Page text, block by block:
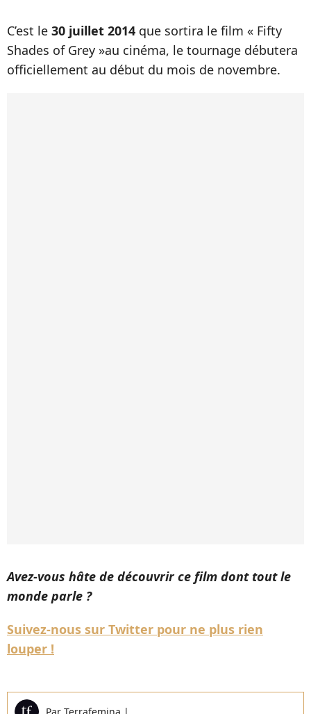
C’est le 30 juillet 2014 que sortira le film « Fifty
Shades of Grey »au cinéma, le tournage débutera
officiellement au début du mois de novembre.
Avez-vous hâte de découvrir ce film dont tout le
monde parle ?
Suivez-nous sur Twitter pour ne plus rien
louper !